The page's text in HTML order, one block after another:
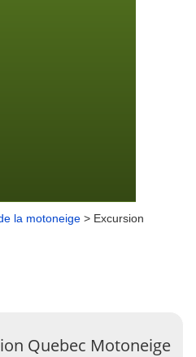
la motoneige > Excursion
Quebec Motoneige